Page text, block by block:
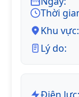
Thời
Khu vực:
Lý do: